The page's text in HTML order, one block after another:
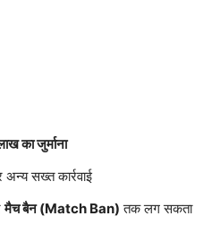
का जुर्माना
अन्य सख्त कार्रवाई
मैच बैन (Match Ban) तक लग सकता